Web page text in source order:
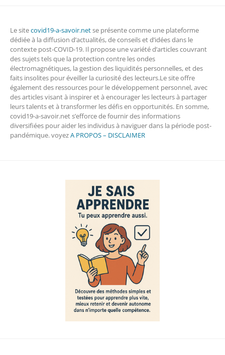
Le sitecovid19-a-savoir.netse présente comme une plateforme
dédiée à la diffusion d’actualités, de conseils et d’idées dans le
contexte post-COVID-19. Il propose une variété d’articles couvrant
des sujets tels que la protection contre les ondes
électromagnétiques, la gestion des liquidités personnelles, et des
faits insolites pour éveiller la curiosité des lecteurs.Le site offre
également des ressources pour le développement personnel, avec
des articles visant à inspirer et à encourager les lecteurs à partager
leurs talents et à transformer les défis en opportunités. En somme,
covid19-a-savoir.net s’efforce de fournir des informations
diversifiées pour aider les individus à naviguer dans la période post-
pandémique. voyezA PROPOS – DISCLAIMER